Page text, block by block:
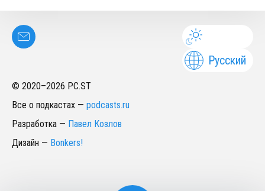
Русский
© 2020–2026 PC.ST
Все о подкастах — podcasts.ru
Разработка — Павел Козлов
Дизайн — Bonkers!